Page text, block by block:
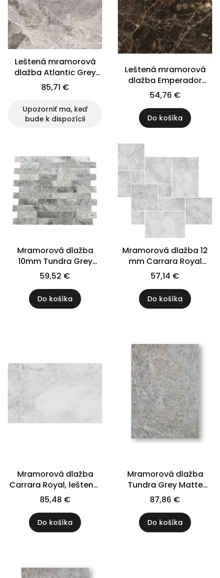
Leštená mramorová
dlažba Atlantic Grey
61x40,5x1,2 cm
85,71 €
Upozorniť ma, keď
bude k dispozícii
Leštená mramorová
dlažba Emperador
Maron 60x60x2 cm
54,76 €
Do košíka
Mramorová dlažba
10mm Tundra Grey
10x30 cm
59,52 €
Do košíka
Mramorová dlažba 12
mm Carrara Royal
Satin Matte Modular 1
sada = 0,742 m2 |
Rímska súprava
57,14 €
Do košíka
Mramorová dlažba
Carrara Royal, leštená,
61x40,5x1,2 cm
85,48 €
Do košíka
Mramorová dlažba
Tundra Grey Matte
61x40,6x1,2 cm
87,86 €
Do košíka